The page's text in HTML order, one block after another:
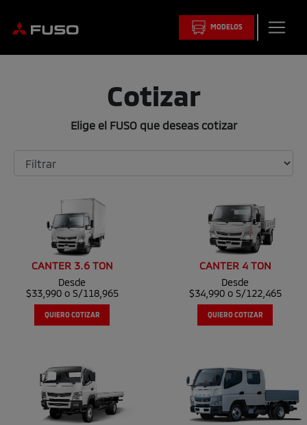
MODELOS
Cotizar
Elige el FUSO que deseas cotizar
CANTER 3.6 TON
Desde
$33,990 o S/118,965
QUIERO COTIZAR
CANTER 4 TON
Desde
$34,990 o S/122,465
QUIERO COTIZAR